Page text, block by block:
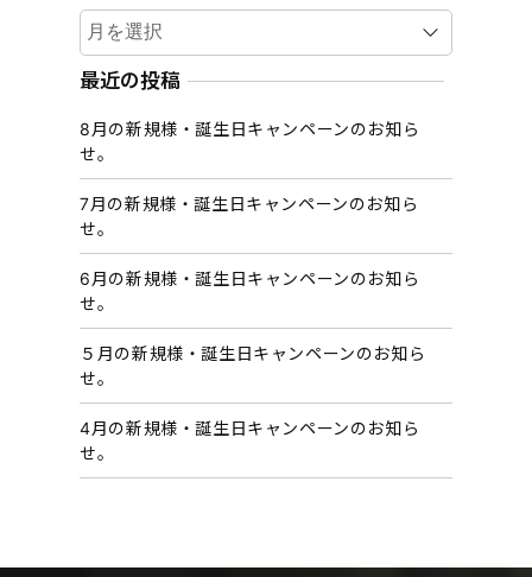
ア
ー
カ
ブ
最近の投稿
8月の新規様・誕生日キャンペーンのお知ら
せ。
7月の新規様・誕生日キャンペーンのお知ら
せ。
6月の新規様・誕生日キャンペーンのお知ら
せ。
５月の新規様・誕生日キャンペーンのお知ら
せ。
4月の新規様・誕生日キャンペーンのお知ら
せ。